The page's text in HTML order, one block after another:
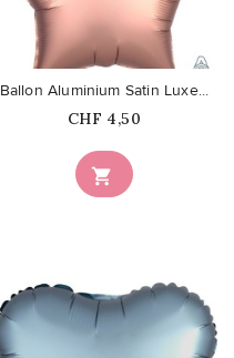

Ballon Aluminium Satin Luxe...
Prix
CHF 4,50